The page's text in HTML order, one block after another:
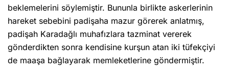
beklemelerini söylemiştir. Bununla birlikte askerlerinin
hareket sebebini padişaha mazur görerek anlatmış,
padişah Karadağlı muhafızlara tazminat vererek
gönderdikten sonra kendisine kurşun atan iki tüfekçiyi
de maaşa bağlayarak memleketlerine göndermiştir.